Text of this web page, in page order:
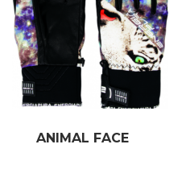
ANIMAL FACE